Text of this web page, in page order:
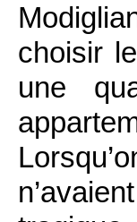
choisir
une